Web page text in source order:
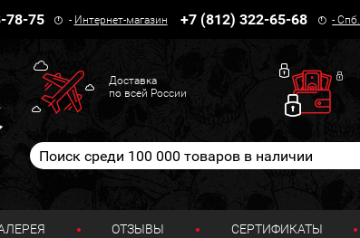
78-75 - Интернет-магазин +7 (812) 322-65-68 -
Доставка
по всей России
ОТЗЫВЫ СЕРТИФИКАТЫ